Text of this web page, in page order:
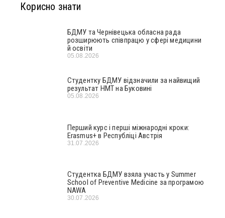
Корисно знати
БДМУ та Чернівецька обласна рада
розширюють співпрацю у сфері медицини
й освіти
05.08.2026
Студентку БДМУ відзначили за найвищий
результат НМТ на Буковині
05.08.2026
Перший курс і перші міжнародні кроки:
Erasmus+ в Республіці Австрія
31.07.2026
Студентка БДМУ взяла участь у Summer
School of Preventive Medicine за програмою
NAWA
30.07.2026